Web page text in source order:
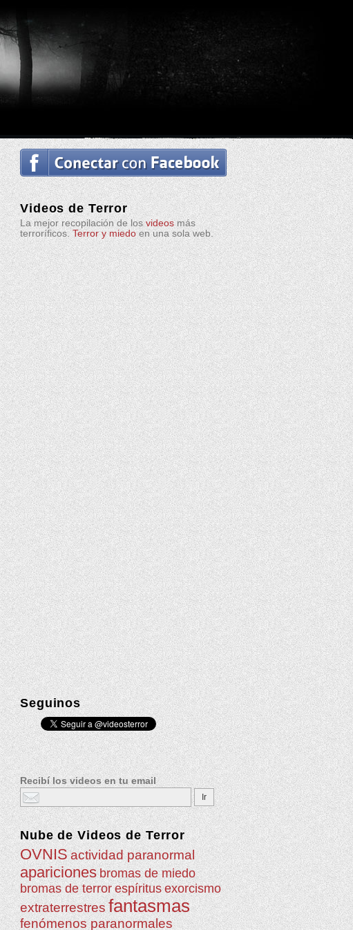
Videos de Terror
La mejor recopilación de losvideosmás
terroríficos.Terror y miedoen una sola web.
Seguinos
Recibí los videos en tu email
Nube deVideos de Terror
OVNISactividad paranormal
apariciones bromas de miedo
bromas de terror espíritus exorcismo
extraterrestresfantasmas
fenómenos paranormales